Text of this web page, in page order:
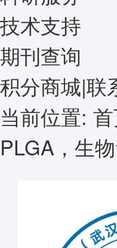
技术支持
期刊查询
积分商城|联
当前位置:
PLGA，生